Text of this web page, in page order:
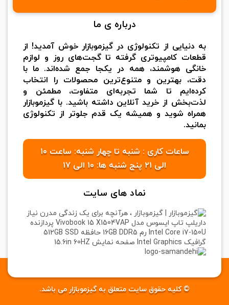
درباره ی ما
به دنیایی از تکنولوژی در گیزموبازار خوش آمدید! از
قطعات کامپیوتری گرفته تا گجت‌های روز و لوازم
خانگی هوشمند، همه در یکجا جمع شده‌اند. ما با
دقت، بهترین و متنوع‌ترین محصولات را انتخاب
کرده‌ایم تا شما تجربه‌ای متفاوت، مطمئن و
لذت‌بخش از خرید آنلاین داشته باشید. با گیزموبازار
همراه شوید و همیشه یک قدم جلوتر از تکنولوژی
بمانید.
ساعات کاری : شنبه تا چهار شنبه: ساعت ۱۰
الی ۲۱ پنج شنبه ها: ۱۰ الی ۱۷
نماد های سایت
© کلیه حقوق سایت متعلق به گیزموبازار می باشد.